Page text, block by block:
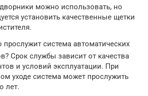
можно использовать, но
установить качественные щетки
прослужит система автоматических
Срок службы зависит от качества
и условий эксплуатации. При
уходе система может прослужить
лет.